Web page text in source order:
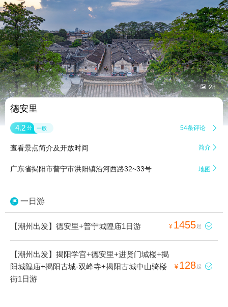
 28
德安里
4.2 分 一般 54条评论 
查看景点简介及开放时间 简介 
广东省揭阳市普宁市洪阳镇沿河西路32~33号 地图 
一日游
【潮州出发】德安里+普宁城隍庙1日游 ¥ 1455起 
【潮州出发】揭阳学宫+德安里+进贤门城楼+揭
阳城隍庙+揭阳古城-双峰寺+揭阳古城中山骑楼
街1日游
¥ 128起 
